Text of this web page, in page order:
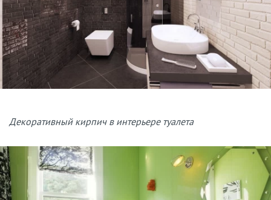
Декоративный кирпич в интерьере туалета